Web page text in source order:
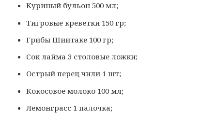
Куриный бульон 500 мл;
Тигровые креветки 150 гр;
Грибы Шиитаке 100 гр;
Сок лайма 3 столовые ложки;
Острый перец чили 1 шт;
Кокосовое молоко 100 мл;
Лемонграсс 1 палочка;